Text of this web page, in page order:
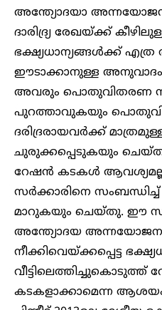
അന്ത്യോദയാ
ദാരിദ്ര്യ രേഖയ്ക്ക്
ഭക്ഷ്യധാന്യങ്ങൾക്ക്
ഈടാക്കാനുള്ള അനുവാദം
അവരും പൊതുവിതരണ
പുറത്താവുകയും
ദരിദ്രരായവർക്ക്
ചുരുക്കപ്പെടുകയും
റേഷൻ കടകൾ
സർക്കാരിനെ
മാറുകയും ചെയ്തു. ഈ
അന്ത്യോദയ
നീക്കിവെയ്ക്കപ്പെട്ട
വീട്ടിലെത്തിച്ചുകൊടുത്ത്
കടകളാക്കാമെന്ന